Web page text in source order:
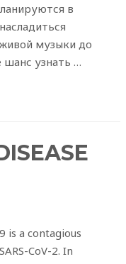
в
музыки до
шанс узнать …
is a contagious
CoV-2. In